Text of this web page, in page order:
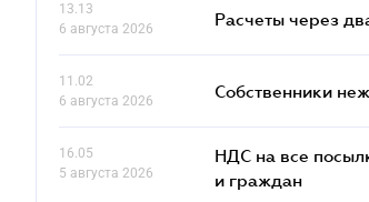
13.13
6 августа 2026
Расчеты через
11.02
6 августа 2026
Собственники
16.05
5 августа 2026
НДС на все
и граждан